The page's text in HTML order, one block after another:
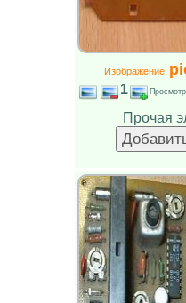
Изображение
1
Прочая